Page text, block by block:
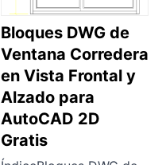
Bloques DWG de
Ventana Corredera
en Vista Frontal y
Alzado para
AutoCAD 2D
Gratis